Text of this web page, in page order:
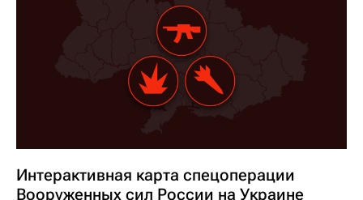
Интерактивная карта спецоперации
Вооруженных сил России на Украине